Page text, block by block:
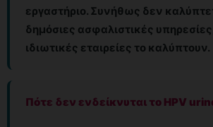
εργαστήριο. Συνήθως δεν
δημόσιες ασφαλιστικές
ιδιωτικές εταιρείες το καλύπτουν.
Πότε δεν ενδείκνυται το HPV